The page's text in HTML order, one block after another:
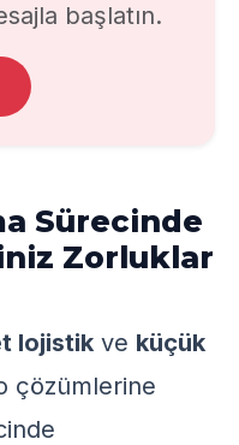
başlatın.
Sürecinde
Zorluklar
lojistik ve küçük
çözümlerine